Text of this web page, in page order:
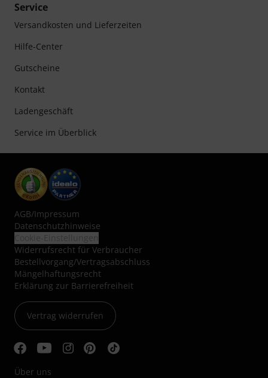
Service
Versandkosten und Lieferzeiten
Hilfe-Center
Gutscheine
Kontakt
Ladengeschäft
Service im Überblick
AGB/Impressum
Datenschutzhinweise
Widerrufsrecht für Verbraucher
Bestellvorgang/Vertragsabschluss
Mängelhaftungsrecht
Erklärung zur Barrierefreiheit
Vertrag widerrufen
Über uns